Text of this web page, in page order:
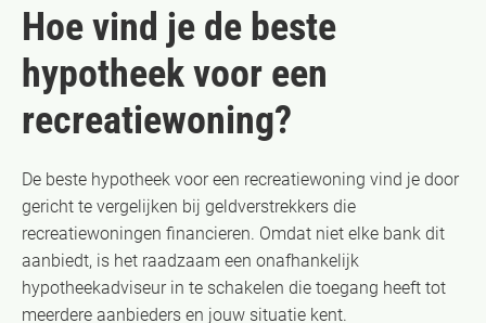
Hoe vind je de beste
hypotheek voor een
recreatiewoning?
De beste hypotheek voor een recreatiewoning vind je door
gericht te vergelijken bij geldverstrekkers die
recreatiewoningen financieren. Omdat niet elke bank dit
aanbiedt, is het raadzaam een onafhankelijk
hypotheekadviseur in te schakelen die toegang heeft tot
meerdere aanbieders en jouw situatie kent.